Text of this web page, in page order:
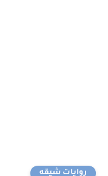
روايات شيقه